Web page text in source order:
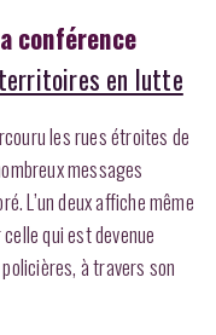
conférence
en lutte
les rues étroites de
messages
L’un deux affiche même
qui est devenue
à travers son